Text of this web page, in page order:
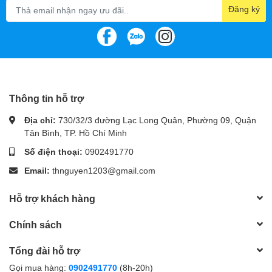
TỤ ĐIỆN CHẤT LƯỢNG CAO
CỦA NHẬT BẢN
Các tụ điện chính là tụ điện chất lượng cao của Nhật Bản, để tạo
ra hiệu suất hiệu quả và đảm bảo độ tin cậy lâu hơn.
Đăng ký
Thông tin hỗ trợ
Địa chỉ: 730/32/3 đường Lạc Long Quân, Phường 09, Quận
Tân Bình, TP. Hồ Chí Minh
Số điện thoại: 0902491770
Email: thnguyen1203@gmail.com
Hỗ trợ khách hàng
Chính sách
Tổng đài hỗ trợ
Gọi mua hàng: 0902491770 (8h-20h)